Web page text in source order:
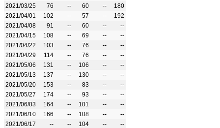
2021/03/25
76 -- 60 --
180
2021/04/01
102 -- 57 --
192
2021/04/08
91 -- 60 --
--
2021/04/15
108 -- 69 --
--
2021/04/22
103 -- 76 --
--
2021/04/29
114 -- 76 --
--
2021/05/06
131 -- 106 --
--
2021/05/13
137 -- 130 --
--
2021/05/20
153 -- 83 --
--
2021/05/27
174 -- 93 --
--
2021/06/03
164 -- 101 --
--
2021/06/10
166 -- 108 --
--
2021/06/17
-- -- 104 --
--